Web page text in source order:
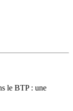
le BTP : une